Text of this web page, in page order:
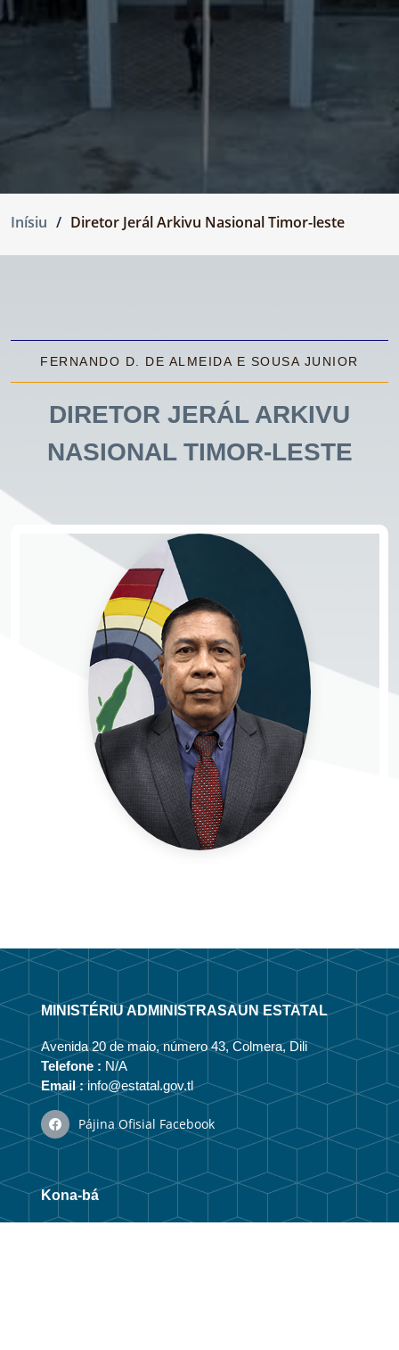
Inísiu Diretor Jerál Arkivu Nasional Timor-leste
FERNANDO D. DE ALMEIDA E SOUSA JUNIOR
DIRETOR JERÁL ARKIVU
NASIONAL TIMOR-LESTE
MINISTÉRIU ADMINISTRASAUN ESTATAL
Avenida 20 de maio, número 43, Colmera, Dili
Telefone : N/A
Email :info@estatal.gov.tl
Pájina Ofisial Facebook
Kona-bá